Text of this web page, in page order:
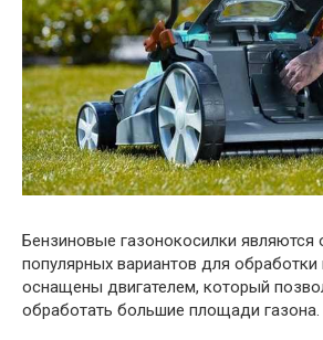
Бензиновые газонокосилки
популярных вариантов для обработки
оснащены двигателем, который
обработать большие площади газона.